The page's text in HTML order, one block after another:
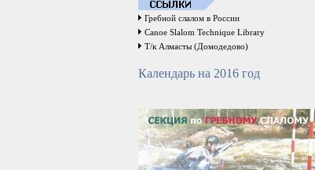
Гребной слалом в России
Canoe Slalom Technique Library
Т/к Алмасты (Домодедово)
Календарь на 2016 год